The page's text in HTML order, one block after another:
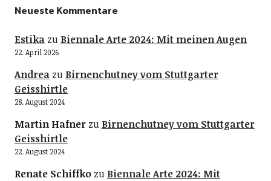
Neueste Kommentare
Estikazu Biennale Arte 2024: Mit meinen Augen
22. April 2026
Andreazu Birnenchutney vom Stuttgarter
Geisshirtle
28. August 2024
Martin Hafnerzu Birnenchutney vom Stuttgarter
Geisshirtle
22. August 2024
Renate Schiffkozu Biennale Arte 2024: Mit